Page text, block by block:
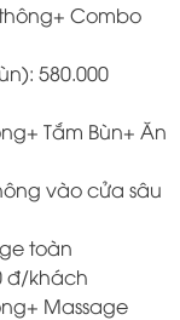
Combo
580.000
Tắm Bùn+ Ăn
vào cửa sâu
toàn
đ/khách
Massage